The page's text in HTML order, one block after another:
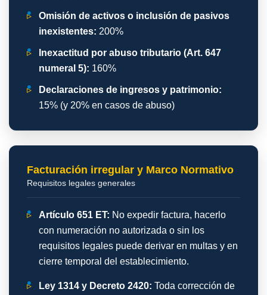
▹
Omisión de activos o inclusión de pasivos
inexistentes: 200%
▹
Inexactitud por abuso tributario (Art. 647
numeral 5): 160%
▹
Declaraciones de ingresos y patrimonio:
15% (y 20% en casos de abuso)
Facturación irregular y Marco Normativo
Requisitos legales generales
▹ Artículo 651 ET: No expedir factura, hacerlo
con numeración no autorizada o sin los
requisitos legales puede derivar en multas y en
cierre temporal del establecimiento.
▹ Ley 1314 y Decreto 2420: Toda corrección de